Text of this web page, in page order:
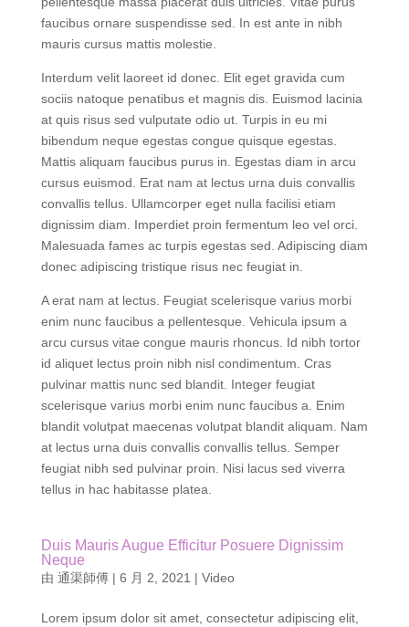
tempus egestas sed. Interdum velit euismod in
pellentesque massa placerat duis ultricies. Vitae purus
faucibus ornare suspendisse sed. In est ante in nibh
mauris cursus mattis molestie.
Interdum velit laoreet id donec. Elit eget gravida cum
sociis natoque penatibus et magnis dis. Euismod lacinia
at quis risus sed vulputate odio ut. Turpis in eu mi
bibendum neque egestas congue quisque egestas.
Mattis aliquam faucibus purus in. Egestas diam in arcu
cursus euismod. Erat nam at lectus urna duis convallis
convallis tellus. Ullamcorper eget nulla facilisi etiam
dignissim diam. Imperdiet proin fermentum leo vel orci.
Malesuada fames ac turpis egestas sed. Adipiscing diam
donec adipiscing tristique risus nec feugiat in.
A erat nam at lectus. Feugiat scelerisque varius morbi
enim nunc faucibus a pellentesque. Vehicula ipsum a
arcu cursus vitae congue mauris rhoncus. Id nibh tortor
id aliquet lectus proin nibh nisl condimentum. Cras
pulvinar mattis nunc sed blandit. Integer feugiat
scelerisque varius morbi enim nunc faucibus a. Enim
blandit volutpat maecenas volutpat blandit aliquam. Nam
at lectus urna duis convallis convallis tellus. Semper
feugiat nibh sed pulvinar proin. Nisi lacus sed viverra
Duis Mauris Augue Efficitur Posuere Dignissim
Neque